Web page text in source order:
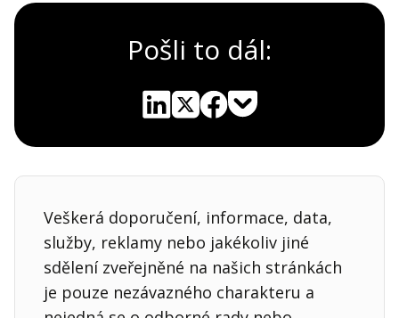
Pošli to dál:
Veškerá doporučení, informace, data,
služby, reklamy nebo jakékoliv jiné
sdělení zveřejněné na našich stránkách
je pouze nezávazného charakteru a